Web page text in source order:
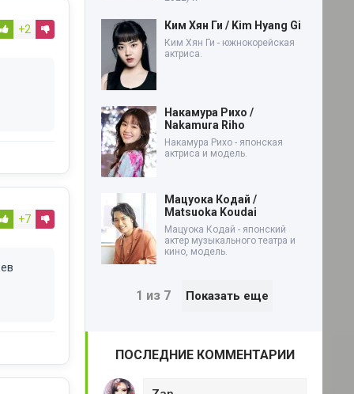
+2
+7
Ким Хян Ги / Kim Hyang Gi
Ким Хян Ги - южнокорейская
актриса.
Накамура Рихо /
Nakamura Riho
Накамура Рихо - японская
актриса и модель.
Мацуока Кодай /
Matsuoka Koudai
Мацуока Кодай - японский
актер музыкального театра и
кино, модель.
1 из 7 Показать еще
ПОСЛЕДНИЕ КОММЕНТАРИИ